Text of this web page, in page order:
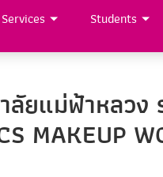
Students
ลัยแม่ฟ้าหลวง
MAKEUP